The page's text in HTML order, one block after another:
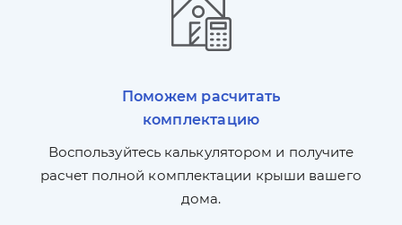
Поможем расчитать
комплектацию
Воспользуйтесь калькулятором и получите
расчет полной комплектации крыши вашего
дома.